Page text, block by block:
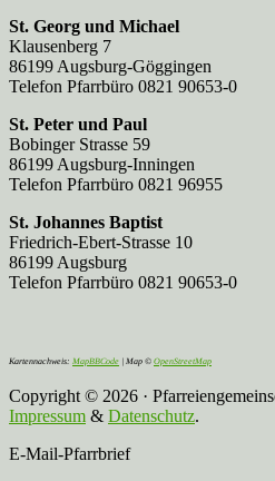
St. Georg und Michael
Klausenberg 7
86199 Augsburg-Göggingen
Telefon Pfarrbüro 0821 90653-0
St. Peter und Paul
Bobinger Strasse 59
86199 Augsburg-Inningen
Telefon Pfarrbüro 0821 96955
St. Johannes Baptist
Friedrich-Ebert-Strasse 10
86199 Augsburg
Telefon Pfarrbüro 0821 90653-0
Kartennachweis: MapBBCode | Map © OpenStreetMap
Copyright © 2026 ·
Impressum & Datenschutz.
E-Mail-Pfarrbrief